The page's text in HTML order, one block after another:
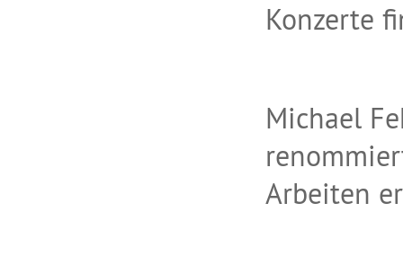
Konzerte
Michael
Arbeiten